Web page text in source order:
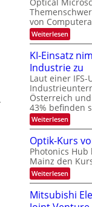
d
B
i
l
d
v
e
r
a
r
b
i
t
u
n
g
n
k
t
s
m
e
l
d
e
t
s
t
a
r
k
e
s
W
a
c
h
s
t
u
m
i
Optical
von
Weiterlesen:
8
9
.
W
E
-
H
e
r
a
u
s
-
S
e
m
i
n
KI-Einsatz
Industrie zu
Laut einer
Österreich
43% befinden
Weiterlesen:
K
-
E
i
n
s
a
t
z
Optik-Kurs
Photonics
Mainz den
Weiterlesen:
O
p
t
Mitsubishi